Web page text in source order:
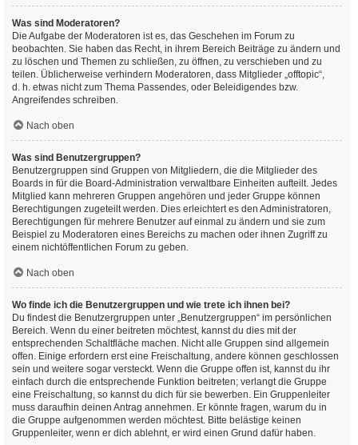
Was sind Moderatoren?
Die Aufgabe der Moderatoren ist es, das Geschehen im Forum zu
beobachten. Sie haben das Recht, in ihrem Bereich Beiträge zu ändern und
zu löschen und Themen zu schließen, zu öffnen, zu verschieben und zu
teilen. Üblicherweise verhindern Moderatoren, dass Mitglieder „offtopic“,
d. h. etwas nicht zum Thema Passendes, oder Beleidigendes bzw.
Angreifendes schreiben.
Nach oben
Was sind Benutzergruppen?
Benutzergruppen sind Gruppen von Mitgliedern, die die Mitglieder des
Boards in für die Board-Administration verwaltbare Einheiten aufteilt. Jedes
Mitglied kann mehreren Gruppen angehören und jeder Gruppe können
Berechtigungen zugeteilt werden. Dies erleichtert es den Administratoren,
Berechtigungen für mehrere Benutzer auf einmal zu ändern und sie zum
Beispiel zu Moderatoren eines Bereichs zu machen oder ihnen Zugriff zu
einem nichtöffentlichen Forum zu geben.
Nach oben
Wo finde ich die Benutzergruppen und wie trete ich ihnen bei?
Du findest die Benutzergruppen unter „Benutzergruppen“ im persönlichen
Bereich. Wenn du einer beitreten möchtest, kannst du dies mit der
entsprechenden Schaltfläche machen. Nicht alle Gruppen sind allgemein
offen. Einige erfordern erst eine Freischaltung, andere können geschlossen
sein und weitere sogar versteckt. Wenn die Gruppe offen ist, kannst du ihr
einfach durch die entsprechende Funktion beitreten; verlangt die Gruppe
eine Freischaltung, so kannst du dich für sie bewerben. Ein Gruppenleiter
muss daraufhin deinen Antrag annehmen. Er könnte fragen, warum du in
die Gruppe aufgenommen werden möchtest. Bitte belästige keinen
Gruppenleiter, wenn er dich ablehnt, er wird einen Grund dafür haben.